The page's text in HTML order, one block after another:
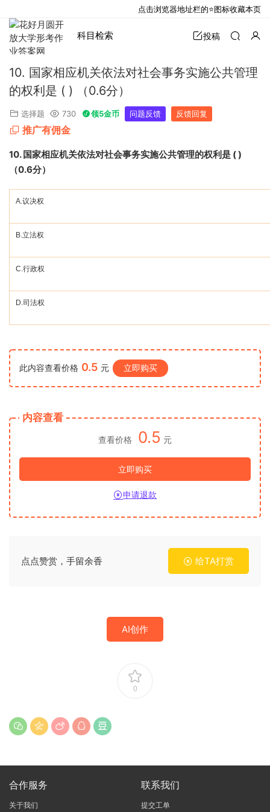
科目检索 投稿
10. 国家相应机关依法对社会事务实施公共管理
的权利是 ( ) （0.6分）
选择题 730 领5金币 问题反馈 反馈回复
推广有佣金
10.国家相应机关依法对社会事务实施公共管理的权利是 ( )
（0.6分）
A.议决权
B.立法权
C.行政权
D.司法权
此内容查看价格 0.5 元 立即购买
内容查看
查看价格 0.5 元
立即购买
申请退款
点点赞赏，手留余香 给TA打赏
AI创作
0
合作服务
关于我们
联系我们
提交工单
点击浏览器地址栏的⭐图标收藏本页